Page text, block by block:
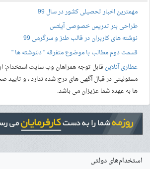
مهمترین اخبار تحصیلی کشور در سال 99
طراحی بنرتدریس خصوصی آیلتس
نوشته های کاربران در قالب طنز و سرگرمی 99
قسمت دوم مطالب با موضوع متفرقه " دلنوشته ها "
عطاری آنلاینقابل توجه همراهان وب سایت استخدام:
مسئولیتی در قبال آگهی های درج شده ندارد ، و
ها به عهده شما عزیزان می باشد.
استخدام‌های دولتی